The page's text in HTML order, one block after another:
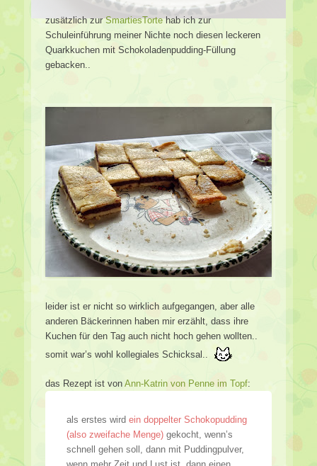
zusätzlich zurSmartiesTortehab ich zur
Schuleinführung meiner Nichte noch diesen leckeren
Quarkkuchen mit Schokoladenpudding-Füllung
gebacken..
leider ist er nicht so wirklich aufgegangen, aber alle
anderen Bäckerinnen haben mir erzählt, dass ihre
Kuchen für den Tag auch nicht hoch gehen wollten..
somit war’s wohl kollegiales Schicksal..
das Rezept ist von Ann-Katrin von Penne im Topf:
als erstes wird ein doppelter Schokopudding
(also zweifache Menge) gekocht, wenn’s
schnell gehen soll, dann mit Puddingpulver,